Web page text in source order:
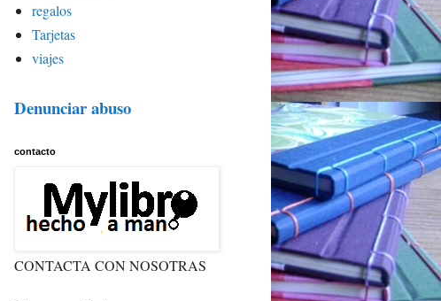
regalos
Tarjetas
viajes
Denunciar abuso
contacto
CONTACTA CON NOSOTRAS